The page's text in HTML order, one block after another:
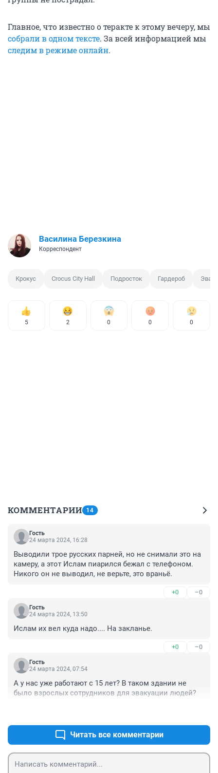
Главное, что известно о теракте к этому вечеру, мы
собрали в одном тексте. За всей информацией мы
следим в режиме онлайн.
Василина Березкина
Корреспондент
Крокус Crocus City Hall Подросток Гардероб
5 2 0 0 0
КОММЕНТАРИИ 14
Гость
24 марта 2024, 16:28
Выводили трое русских парней, но не снимали это на
камеру, а этот Ислам пиарился бежал с телефоном.
Никого он не выводил, не верьте, это враньё.
+0 –0
Гость
24 марта 2024, 13:50
Ислам их вел куда надо.... На закланье.
+0 –0
Гость
24 марта 2024, 07:54
А у нас уже работают с 15 лет? В таком здании не
было взрослых сотрудников для эвакуации людей?
Читать все комментарии